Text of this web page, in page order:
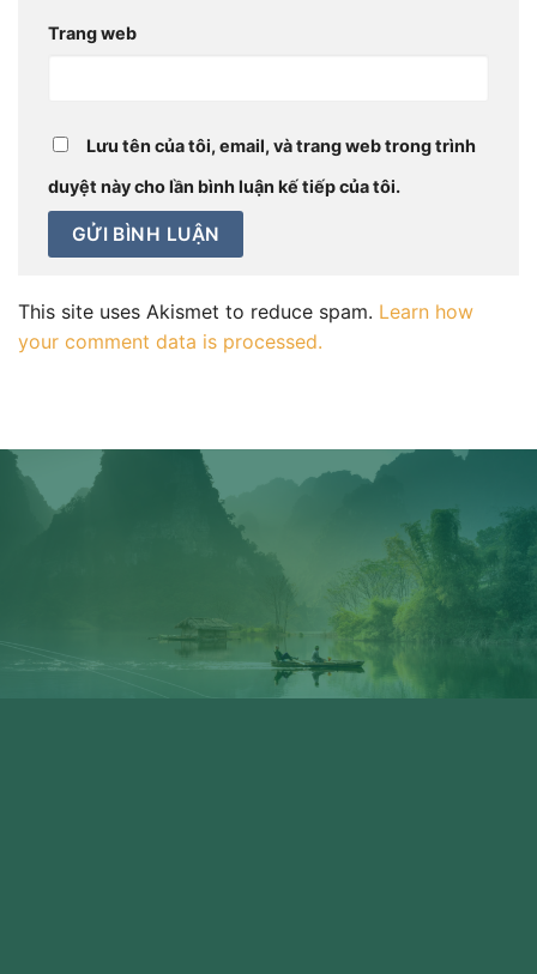
Trang web
Lưu tên của tôi, email, và trang web trong trình
duyệt này cho lần bình luận kế tiếp của tôi.
This site uses Akismet to reduce spam. Learn how
your comment data is processed.